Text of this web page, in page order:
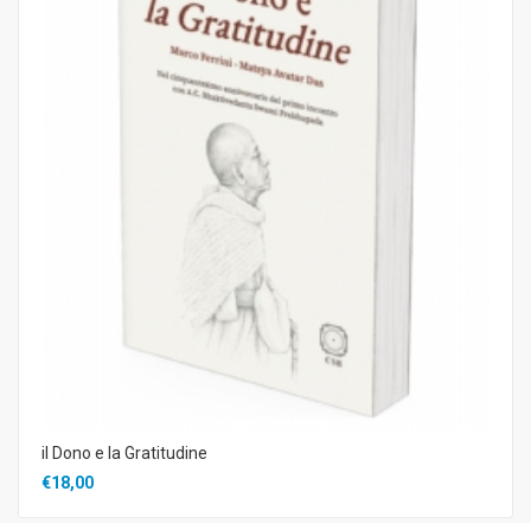
il Dono e la Gratitudine
€18,00